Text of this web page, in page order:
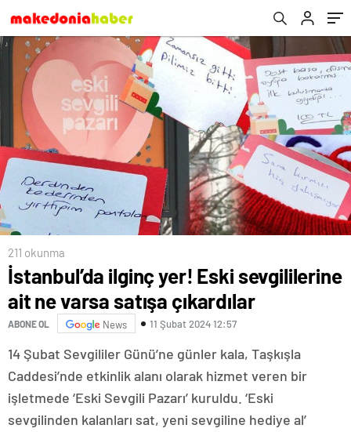
211 okunma
İstanbul’da ilginç yer! Eski sevgililerine
ait ne varsa satışa çıkardılar
ABONE OL News 11 Şubat 2024 12:57
14 Şubat Sevgililer Günü’ne günler kala, Taşkışla
Caddesi’nde etkinlik alanı olarak hizmet veren bir
işletmede ‘Eski Sevgili Pazarı’ kuruldu. ‘Eski
sevgilinden kalanları sat, yeni sevgiline hediye al’